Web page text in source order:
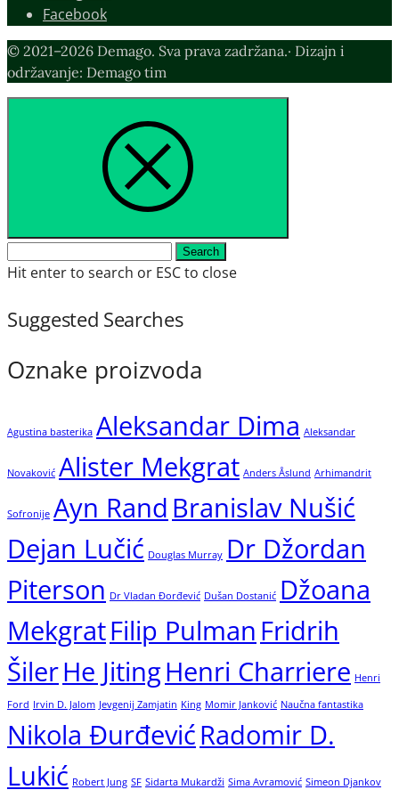
Facebook
© 2021–2026 Demago. Sva prava zadržana.· Dizajn i
održavanje: Demago tim
Search
for:
Search
Hit enter to search or ESC to close
Suggested Searches
Oznake proizvoda
Agustina basterika Aleksandar Dima Aleksandar
Novaković Alister Mekgrat Anders Åslund Arhimandrit
Sofronije Ayn Rand Branislav Nušić
Dejan Lučić Douglas Murray Dr Džordan
Piterson Dr Vladan Đorđević Dušan Dostanić Džoana
MekgratFilip Pulman Fridrih
ŠilerHe JitingHenri Charriere Henri
Ford Irvin D. Jalom Jevgenij Zamjatin King Momir Janković Naučna fantastika
Nikola ĐurđevićRadomir D.
Lukić Robert Jung SF Sidarta Mukardži Sima Avramović Simeon Djankov